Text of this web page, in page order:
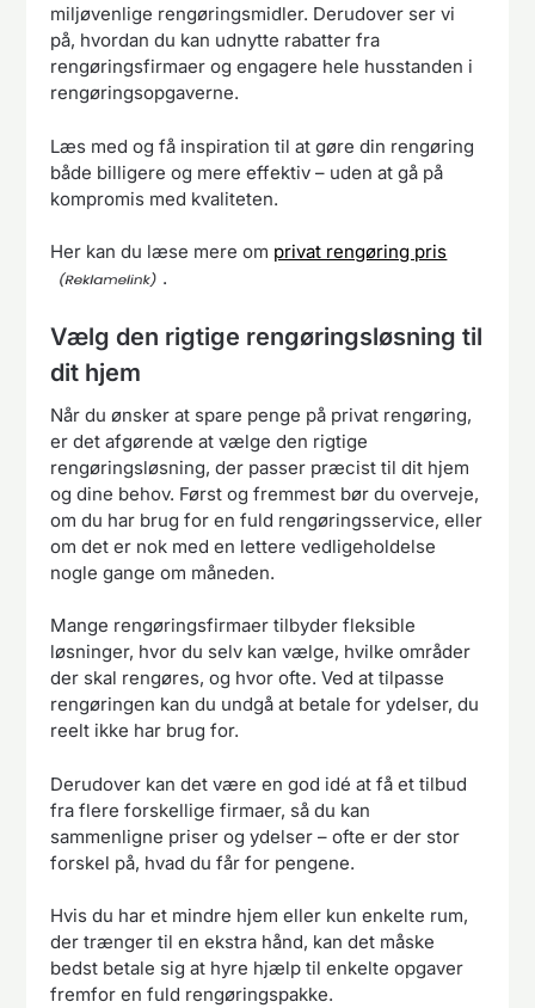
miljøvenlige rengøringsmidler. Derudover ser vi
på, hvordan du kan udnytte rabatter fra
rengøringsfirmaer og engagere hele husstanden i
rengøringsopgaverne.
Læs med og få inspiration til at gøre din rengøring
både billigere og mere effektiv – uden at gå på
kompromis med kvaliteten.
Her kan du læse mere om privat rengøring pris
.
Vælg den rigtige rengøringsløsning til
dit hjem
Når du ønsker at spare penge på privat rengøring,
er det afgørende at vælge den rigtige
rengøringsløsning, der passer præcist til dit hjem
og dine behov. Først og fremmest bør du overveje,
om du har brug for en fuld rengøringsservice, eller
om det er nok med en lettere vedligeholdelse
nogle gange om måneden.
Mange rengøringsfirmaer tilbyder fleksible
løsninger, hvor du selv kan vælge, hvilke områder
der skal rengøres, og hvor ofte. Ved at tilpasse
rengøringen kan du undgå at betale for ydelser, du
reelt ikke har brug for.
Derudover kan det være en god idé at få et tilbud
fra flere forskellige firmaer, så du kan
sammenligne priser og ydelser – ofte er der stor
forskel på, hvad du får for pengene.
Hvis du har et mindre hjem eller kun enkelte rum,
der trænger til en ekstra hånd, kan det måske
bedst betale sig at hyre hjælp til enkelte opgaver
fremfor en fuld rengøringspakke.